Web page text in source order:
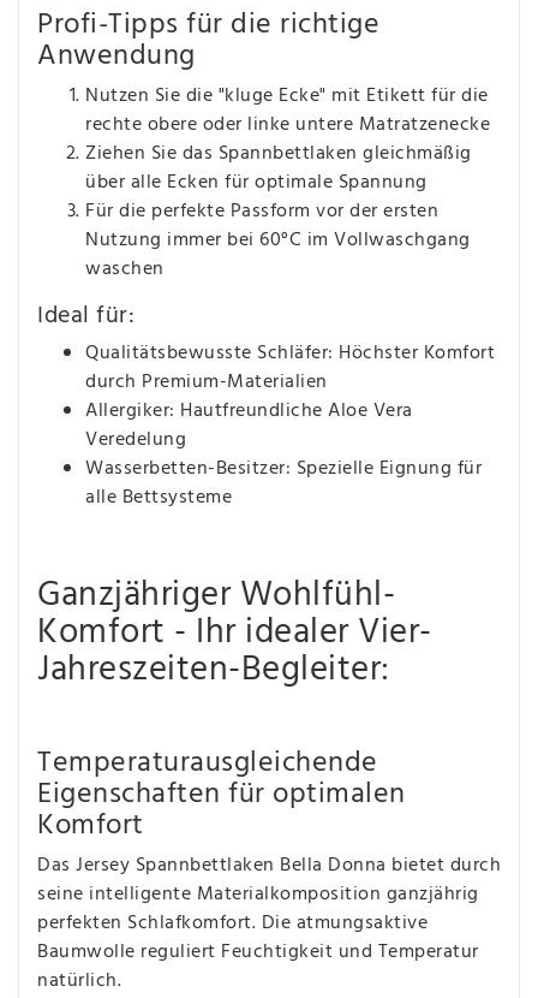
Profi-Tipps für die richtige
Anwendung
Nutzen Sie die "kluge Ecke" mit Etikett für die
rechte obere oder linke untere Matratzenecke
Ziehen Sie das Spannbettlaken gleichmäßig
über alle Ecken für optimale Spannung
Für die perfekte Passform vor der ersten
Nutzung immer bei 60°C im Vollwaschgang
waschen
Ideal für:
Qualitätsbewusste Schläfer: Höchster Komfort
durch Premium-Materialien
Allergiker: Hautfreundliche Aloe Vera
Veredelung
Wasserbetten-Besitzer: Spezielle Eignung für
alle Bettsysteme
Ganzjähriger Wohlfühl-
Komfort - Ihr idealer Vier-
Jahreszeiten-Begleiter:
Temperaturausgleichende
Eigenschaften für optimalen
Komfort
Das Jersey Spannbettlaken Bella Donna bietet durch
seine intelligente Materialkomposition ganzjährig
perfekten Schlafkomfort. Die atmungsaktive
Baumwolle reguliert Feuchtigkeit und Temperatur
natürlich.